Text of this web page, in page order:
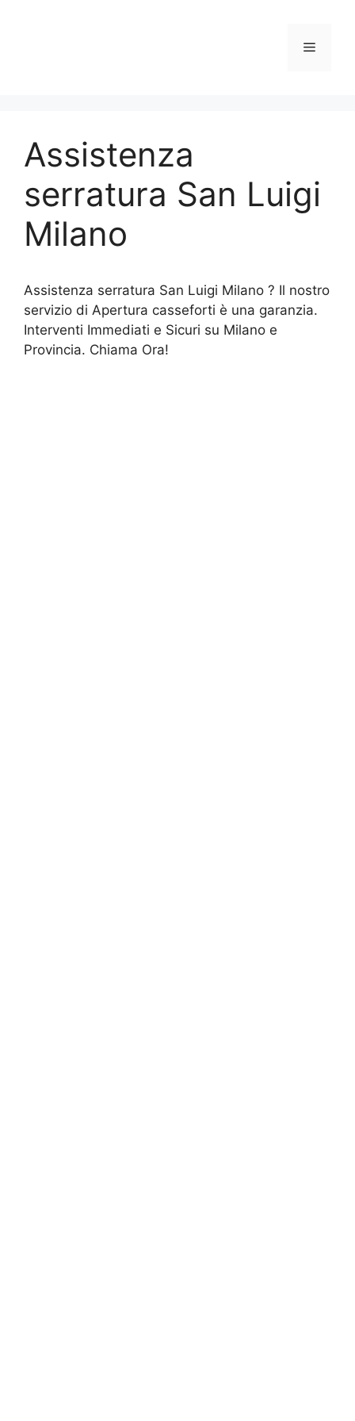
Menu
Assistenza
serratura San Luigi
Milano
Assistenza serratura San Luigi Milano ? Il nostro
servizio di Apertura casseforti è una garanzia.
Interventi Immediati e Sicuri su Milano e
Provincia. Chiama Ora!